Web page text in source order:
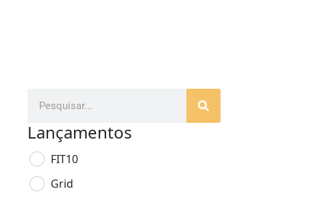
Lançamentos
FIT10
Grid